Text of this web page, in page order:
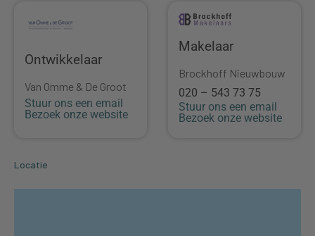
Ontwikkelaar
Van Omme & De Groot
Stuur ons een email
Bezoek onze website
Makelaar
Brockhoff Nieuwbouw
020 – 543 73 75
Stuur ons een email
Bezoek onze website
Locatie